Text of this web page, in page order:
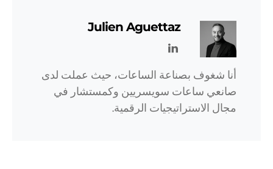
Julien Aguettaz
أنا شغوف بصناعة الساعات، حيث عملت لدى
صانعي ساعات سويسريين وكمستشار في
مجال الاستراتيجيات الرقمية.